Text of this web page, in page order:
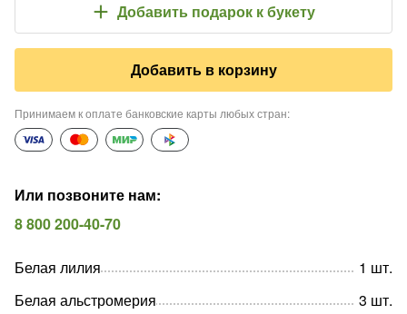
Добавить подарок к букету
Добавить в корзину
Принимаем к оплате банковские карты любых стран:
Или позвоните нам:
8 800 200-40-70
Белая лилия 1 шт.
Белая альстромерия
3 шт.